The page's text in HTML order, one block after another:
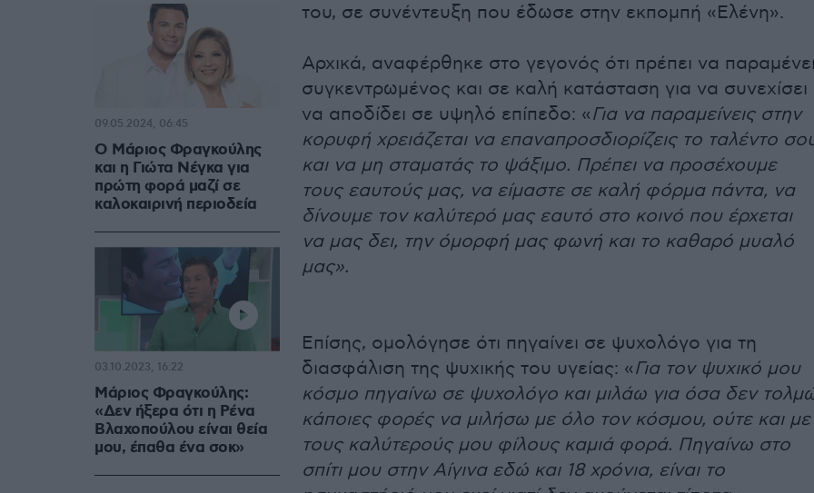
του, σε συνέντευξη που έδωσε στην εκπομπή «Ελένη».
Αρχικά, αναφέρθηκε στο γεγονός ότι πρέπει να
συγκεντρωμένος και σε καλή κατάσταση για να συνεχίσει
να αποδίδει σε υψηλό επίπεδο: «Για να παραμείνεις στην
κορυφή χρειάζεται να επαναπροσδιορίζεις το ταλέντο
και να μη σταματάς το ψάξιμο. Πρέπει να προσέχουμε
τους εαυτούς μας, να είμαστε σε καλή φόρμα πάντα, να
δίνουμε τον καλύτερό μας εαυτό στο κοινό που έρχεται
να μας δει, την όμορφή μας φωνή και το καθαρό μυαλό
μας».
Επίσης, ομολόγησε ότι πηγαίνει σε ψυχολόγο για τη
διασφάλιση της ψυχικής του υγείας: «Για τον ψυχικό μου
κόσμο πηγαίνω σε ψυχολόγο και μιλάω για όσα δεν
κάποιες φορές να μιλήσω με όλο τον κόσμου, ούτε και με
τους καλύτερούς μου φίλους καμιά φορά. Πηγαίνω στο
σπίτι μου στην Αίγινα εδώ και 18 χρόνια, είναι το
Ο Μάριος Φραγκούλης
και η Γιώτα Νέγκα για
πρώτη φορά μαζί σε
καλοκαιρινή περιοδεία
09.05.2024, 06:45
Μάριος Φραγκούλης:
«Δεν ήξερα ότι η Ρένα
Βλαχοπούλου είναι θεία
μου, έπαθα ένα σοκ»
03.10.2023, 16:22